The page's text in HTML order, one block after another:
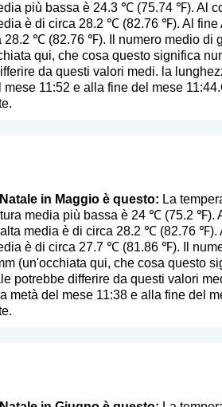
più bassa è 24.3 ℃ (75.74 ℉). Al
è di circa 28.2 ℃ (82.76 ℉). Al
28.2 ℃ (82.76 ℉). Il numero medio di
qui, che cosa questo significa
da questi valori medi. la
11:52 e alla fine del mese
in Maggio è questo: La
media più bassa è 24 ℃ (75.2 ℉).
media è di circa 28.2 ℃ (82.76
è di circa 27.7 ℃ (81.86 ℉). Il
(un'occhiata qui, che cosa questo
potrebbe differire da questi valori
metà del mese 11:38 e alla fine del